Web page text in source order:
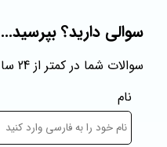
سوالی دارید؟ بپرسید...
سوالات شما در کمتر از 24 ساعت پاسخ داده خواهند شد
نام